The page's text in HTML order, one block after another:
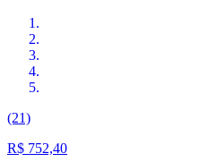
(21)
R$ 752,40